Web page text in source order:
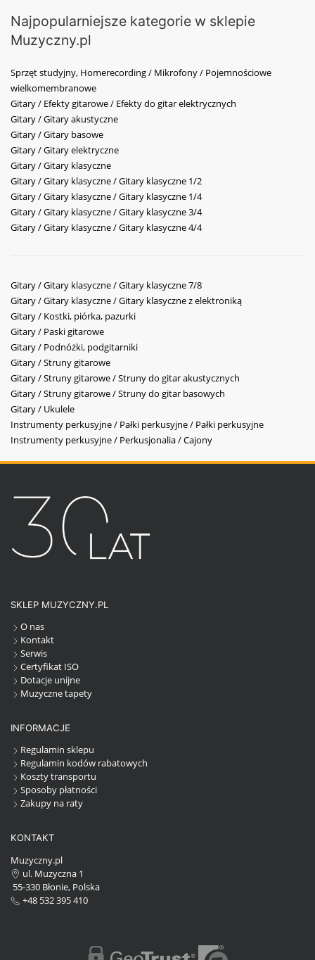
Najpopularniejsze kategorie w sklepie
Muzyczny.pl
Sprzęt studyjny, Homerecording / Mikrofony / Pojemnościowe
wielkomembranowe
Gitary / Efekty gitarowe / Efekty do gitar elektrycznych
Gitary / Gitary akustyczne
Gitary / Gitary basowe
Gitary / Gitary elektryczne
Gitary / Gitary klasyczne
Gitary / Gitary klasyczne / Gitary klasyczne 1/2
Gitary / Gitary klasyczne / Gitary klasyczne 1/4
Gitary / Gitary klasyczne / Gitary klasyczne 3/4
Gitary / Gitary klasyczne / Gitary klasyczne 4/4
Gitary / Gitary klasyczne / Gitary klasyczne 7/8
Gitary / Gitary klasyczne / Gitary klasyczne z elektroniką
Gitary / Kostki, piórka, pazurki
Gitary / Paski gitarowe
Gitary / Podnóżki, podgitarniki
Gitary / Struny gitarowe
Gitary / Struny gitarowe / Struny do gitar akustycznych
Gitary / Struny gitarowe / Struny do gitar basowych
Gitary / Ukulele
Instrumenty perkusyjne / Pałki perkusyjne / Pałki perkusyjne
Instrumenty perkusyjne / Perkusjonalia / Cajony
SKLEP MUZYCZNY.PL
O nas
Kontakt
Serwis
Certyfikat ISO
Dotacje unijne
Muzyczne tapety
INFORMACJE
Regulamin sklepu
Regulamin kodów rabatowych
Koszty transportu
Sposoby płatności
Zakupy na raty
KONTAKT
Muzyczny.pl
ul. Muzyczna 1
55-330 Błonie, Polska
+48 532 395 410